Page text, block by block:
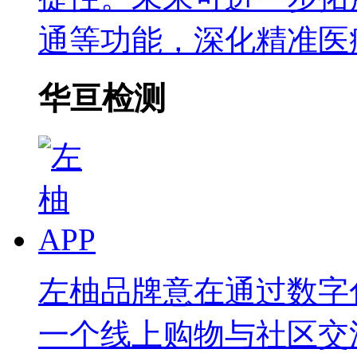
通等功能，深化精准
华亘检测
左柚品牌意在通过数
一个线上购物与社区